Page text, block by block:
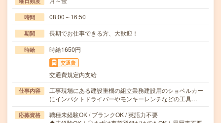
時間 08:00～16:50
期間 長期でお仕事できる方、大歓迎！
時給 時給1650円
交通費
交通費規定内支給
仕事内容
工事現場にある建設重機の組立業務建設用のショベルカー
にインパクトドライバーやモンキーレンチなどの工具…
応募資格
職種未経験OK / ブランクOK / 英語力不要